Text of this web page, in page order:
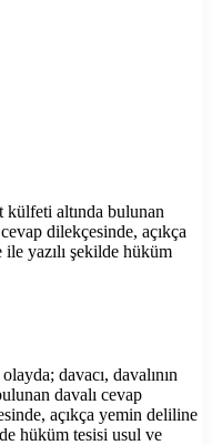
külfeti altında bulunan
dilekçesinde, açıkça
ile yazılı şekilde hüküm
davacı, davalının
davalı cevap
açıkça yemin deliline
hüküm tesisi usul ve